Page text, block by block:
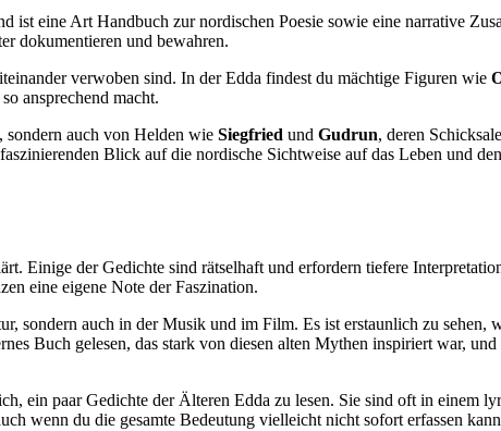
ist eine Art Handbuch zur nordischen Poesie sowie eine narrative
dokumentieren und bewahren.
verwoben sind. In der Edda findest du mächtige Figuren wie
so ansprechend macht.
sondern auch von Helden wie Siegfried und Gudrun, deren
Blick auf die nordische Sichtweise auf das Leben und den
Einige der Gedichte sind rätselhaft und erfordern tiefere
eine eigene Note der Faszination.
auch in der Musik und im Film. Es ist erstaunlich zu sehen,
Buch gelesen, das stark von diesen alten Mythen inspiriert war,
ein paar Gedichte der Älteren Edda zu lesen. Sie sind oft in einem
wenn du die gesamte Bedeutung vielleicht nicht sofort erfassen